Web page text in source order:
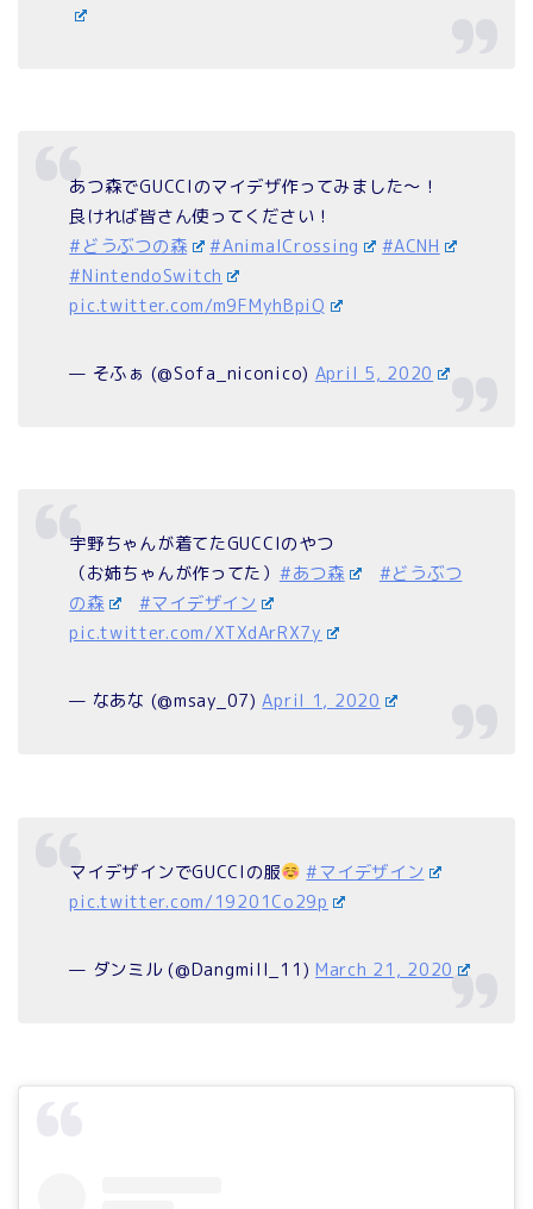
あつ森でGUCCIのマイデザ作ってみました～！
良ければ皆さん使ってください！
#どうぶつの森
#AnimalCrossing
#ACNH
#NintendoSwitch
pic.twitter.com/m9FMyhBpiQ
— そふぁ (@Sofa_niconico) April 5, 2020
宇野ちゃんが着てたGUCCIのやつ
（お姉ちゃんが作ってた） #あつ森
#どうぶつ
の森
#マイデザイン
pic.twitter.com/XTXdArRX7y
— なあな (@msay_07)April 1, 2020
マイデザインでGUCCIの服
#マイデザイン
pic.twitter.com/19201Co29p
— ダンミル (@Dangmill_11)March 21, 2020